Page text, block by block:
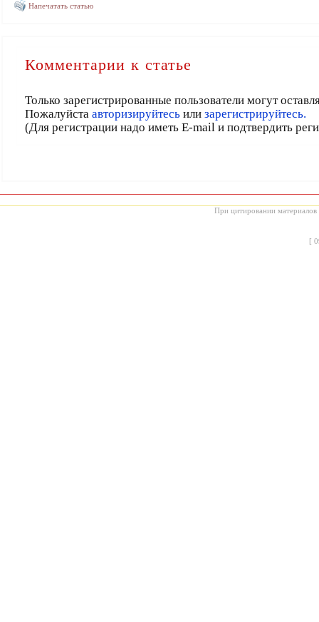
Напечатать статью
Комментарии к статье
Только зарегистрированные пользователи могут
Пожалуйста авторизируйтесьили зарегистрируйтесь.
(Для регистрации надо иметь E-mail и подтвердить
При цитировании материалов
[